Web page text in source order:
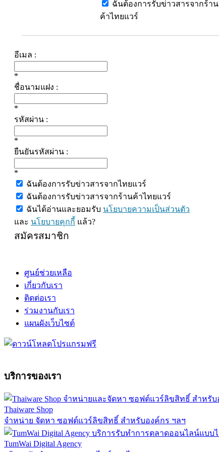
ฉันต้องการรับข่าวสารจากร้าน
ค้าไทยแวร์
อีเมล :
*
ชื่อนามแฝง :
*
รหัสผ่าน :
*
ยืนยันรหัสผ่าน :
*
ฉันต้องการรับข่าวสารจากไทยแวร์
ฉันต้องการรับข่าวสารจากร้านค้าไทยแวร์
ฉันได้อ่านและยอมรับ นโยบายความเป็นส่วนตัว
และ นโยบายคุกกี้ แล้ว?
สมัครสมาชิก
ศูนย์ช่วยเหลือ
เกี่ยวกับเรา
ติดต่อเรา
ร่วมงานกับเรา
แผนผังเว็บไซต์
บริการของเรา
Thaiware Shop
จำหน่าย จัดหา ซอฟต์แวร์ลิขสิทธิ์ สำหรับองค์กร ฯลฯ
TumWai Digital Agency